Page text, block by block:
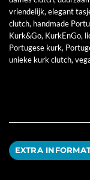
vriendelijk,elegant
clutch, handmade
Kurk&Go, KurkEnGo,
Portugese kurk,
unieke kurk clutch,
EXTRA